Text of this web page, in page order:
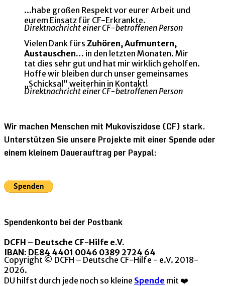
...habe großen Respekt vor eurer Arbeit und
eurem Einsatz für CF-Erkrankte.
Direktnachricht einer CF-betroffenen Person
Vielen Dank fürs Zuhören, Aufmuntern,
Austauschen… in den letzten Monaten. Mir
tat dies sehr gut und hat mir wirklich geholfen.
Hoffe wir bleiben durch unser gemeinsames
„Schicksal“ weiterhin in Kontakt!
Direktnachricht einer CF-betroffenen Person
Wir machen Menschen mit Mukoviszidose (CF) stark.
Unterstützen Sie unsere Projekte mit einer Spende oder
einem kleinem Dauerauftrag per Paypal:
Spendenkonto bei der Postbank
DCFH – Deutsche CF-Hilfe e.V.
IBAN: DE84 4401 0046 0389 2724 64
Copyright © DCFH – Deutsche CF-Hilfe - e.V. 2018-
2026.
DU hilfst durch jede noch so kleine Spende mit ❤️